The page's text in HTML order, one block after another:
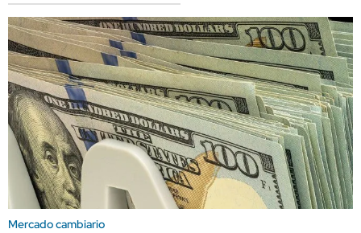
Mercado cambiario